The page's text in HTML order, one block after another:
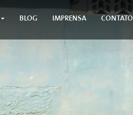
BLOG IMPRENSA CONTATO